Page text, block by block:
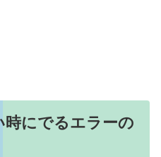
にでるエラーの